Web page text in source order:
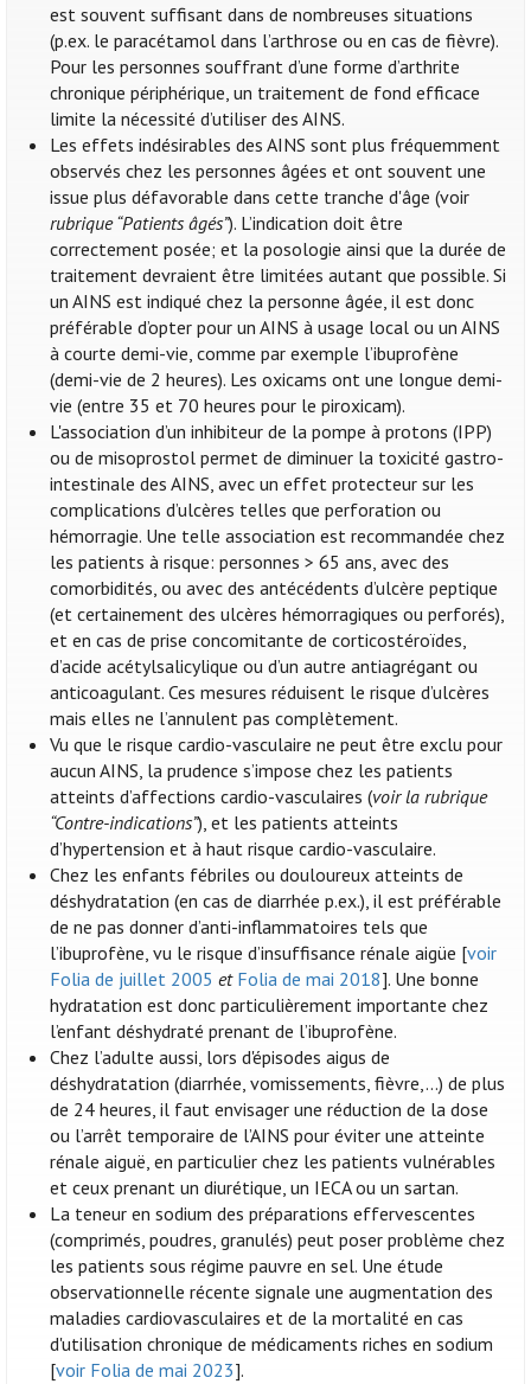
est souvent suffisant dans de nombreuses situations
(p.ex. le paracétamol dans l’arthrose ou en cas de fièvre).
Pour les personnes souffrant d’une forme d’arthrite
chronique périphérique, un traitement de fond efficace
limite la nécessité d’utiliser des AINS.
Les effets indésirables des AINS sont plus fréquemment
observés chez les personnes âgées et ont souvent une
issue plus défavorable dans cette tranche d'âge (voir
rubrique “Patients âgés”). L’indication doit être
correctement posée; et la posologie ainsi que la durée de
traitement devraient être limitées autant que possible. Si
un AINS est indiqué chez la personne âgée, il est donc
préférable d’opter pour un AINS à usage local ou un AINS
à courte demi-vie, comme par exemple l’ibuprofène
(demi-vie de 2 heures). Les oxicams ont une longue demi-
vie (entre 35 et 70 heures pour le piroxicam).
L'association d’un inhibiteur de la pompe à protons (IPP)
ou de misoprostol permet de diminuer la toxicité gastro-
intestinale des AINS, avec un effet protecteur sur les
complications d’ulcères telles que perforation ou
hémorragie. Une telle association est recommandée chez
les patients à risque: personnes > 65 ans, avec des
comorbidités, ou avec des antécédents d’ulcère peptique
(et certainement des ulcères hémorragiques ou perforés),
et en cas de prise concomitante de corticostéroïdes,
d’acide acétylsalicylique ou d’un autre antiagrégant ou
anticoagulant. Ces mesures réduisent le risque d’ulcères
mais elles ne l’annulent pas complètement.
Vu que le risque cardio-vasculaire ne peut être exclu pour
aucun AINS, la prudence s’impose chez les patients
atteints d’affections cardio-vasculaires (voir la rubrique
“Contre-indications”), et les patients atteints
d’hypertension et à haut risque cardio-vasculaire.
Chez les enfants fébriles ou douloureux atteints de
déshydratation (en cas de diarrhée p.ex.), il est préférable
de ne pas donner d’anti-inflammatoires tels que
l’ibuprofène, vu le risque d’insuffisance rénale aigüe [voir
Folia de juillet 2005 et Folia de mai 2018]. Une bonne
hydratation est donc particulièrement importante chez
l’enfant déshydraté prenant de l’ibuprofène.
Chez l’adulte aussi, lors d'épisodes aigus de
déshydratation (diarrhée, vomissements, fièvre,...) de plus
de 24 heures, il faut envisager une réduction de la dose
ou l’arrêt temporaire de l’AINS pour éviter une atteinte
rénale aiguë, en particulier chez les patients vulnérables
et ceux prenant un diurétique, un IECA ou un sartan.
La teneur en sodium des préparations effervescentes
(comprimés, poudres, granulés) peut poser problème chez
les patients sous régime pauvre en sel. Une étude
observationnelle récente signale une augmentation des
maladies cardiovasculaires et de la mortalité en cas
d'utilisation chronique de médicaments riches en sodium
[voir Folia de mai 2023].